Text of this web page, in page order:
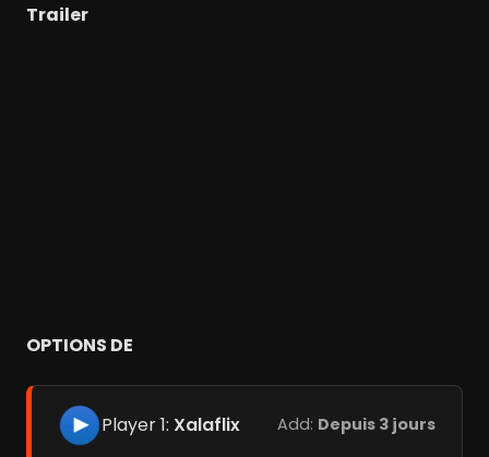
Trailer
OPTIONS DE
Player 1: Xalaflix Add: Depuis 3 jours